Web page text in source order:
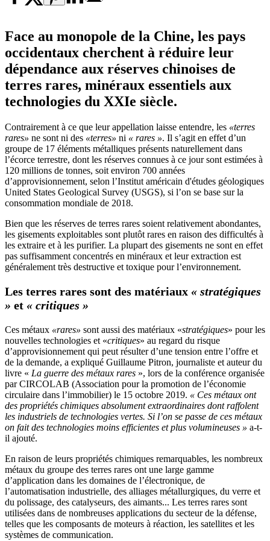
Face au monopole de la Chine, les pays
occidentaux cherchent à réduire leur
dépendance aux réserves chinoises de
terres rares, minéraux essentiels aux
technologies du XXIe siècle.
Contrairement à ce que leur appellation laisse entendre, les «terres
rares» ne sont ni des «terres» ni « rares ». Il s’agit en effet d’un
groupe de 17 éléments métalliques présents naturellement dans
l’écorce terrestre, dont les réserves connues à ce jour sont estimées à
120 millions de tonnes, soit environ 700 années
d’approvisionnement, selon l’Institut américain d'études géologiques
United States Geological Survey (USGS), si l’on se base sur la
consommation mondiale de 2018.
Bien que les réserves de terres rares soient relativement abondantes,
les gisements exploitables sont plutôt rares en raison des difficultés à
les extraire et à les purifier. La plupart des gisements ne sont en effet
pas suffisamment concentrés en minéraux et leur extraction est
généralement très destructive et toxique pour l’environnement.
Les terres rares sont des matériaux « stratégiques
» et « critiques »
Ces métaux «rares» sont aussi des matériaux «stratégiques» pour les
nouvelles technologies et «critiques» au regard du risque
d’approvisionnement qui peut résulter d’une tension entre l’offre et
de la demande, a expliqué Guillaume Pitron, journaliste et auteur du
livre « La guerre des métaux rares », lors de la conférence organisée
par CIRCOLAB (Association pour la promotion de l’économie
circulaire dans l’immobilier) le 15 octobre 2019. « Ces métaux ont
des propriétés chimiques absolument extraordinaires dont raffolent
les industriels de technologies vertes. Si l’on se passe de ces métaux
on fait des technologies moins efficientes et plus volumineuses » a-t-
il ajouté.
En raison de leurs propriétés chimiques remarquables, les nombreux
métaux du groupe des terres rares ont une large gamme
d’application dans les domaines de l’électronique, de
l’automatisation industrielle, des alliages métallurgiques, du verre et
du polissage, des catalyseurs, des aimants... Les terres rares sont
utilisées dans de nombreuses applications du secteur de la défense,
telles que les composants de moteurs à réaction, les satellites et les
systèmes de communication.